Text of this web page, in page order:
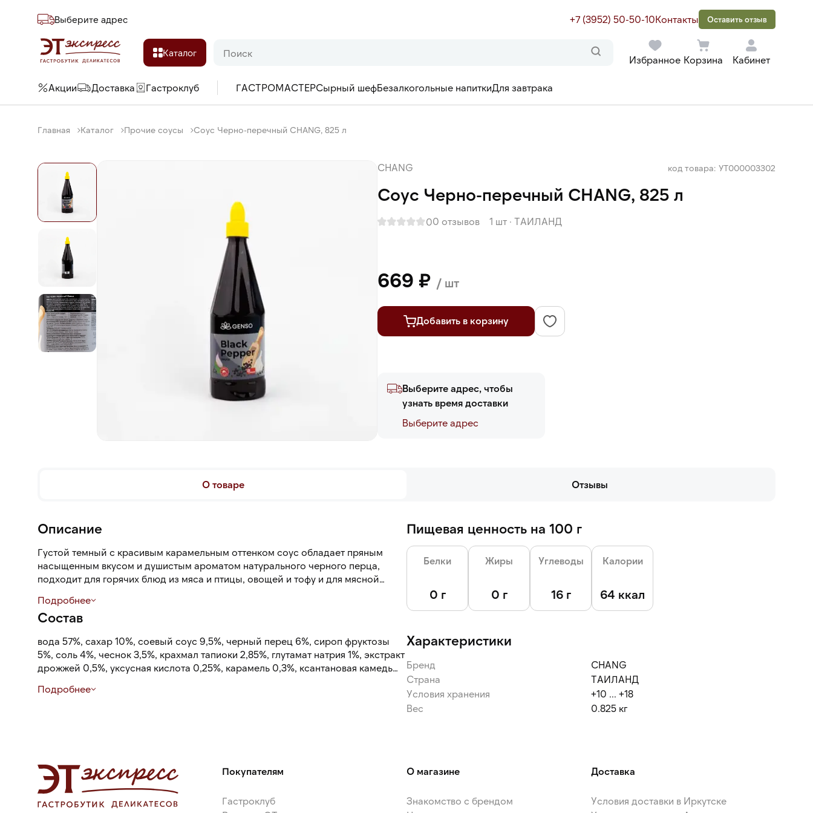
Выберите адреc +7 (3952) 50-50-10Контакты Оставить отзыв
Каталог
Избранное Корзина Кабинет
Акции Доставка Гастроклуб ГАСТРОМАСТЕРСырный шефБезалкогольные напиткиДля завтрака
Главная Каталог Прочие соусы Соус Черно-перечный CHANG, 825 л
CHANG код товара: УТ000003302
Соус Черно-перечный CHANG, 825 л
00 отзывов 1 шт · ТАИЛАНД
669 ₽ / шт
Добавить в корзину
Выберите адрес, чтобы
узнать время доставки
Выберите адреc
О товаре Отзывы
Описание
Густой темный с красивым карамельным оттенком соус обладает пряным
насыщенным вкусом и душистым ароматом натурального черного перца,
подходит для горячих блюд из мяса и птицы, овощей и тофу и для мясной
Пластиковая бутылка с дозатором гигиенична, позволяет добавлять соус
Подробнее
Состав
вода 57%, сахар 10%, соевый соус 9,5%, черный перец 6%, сироп фруктозы
5%, соль 4%, чеснок 3,5%, крахмал тапиоки 2,85%, глутамат натрия 1%, экстракт
дрожжей 0,5%, уксусная кислота 0,25%, карамель 0,3%, ксантановая камедь
Подробнее
Пищевая ценность на 100 г
Белки
0 г
Жиры
0 г
Углеводы
16 г
Калории
64 ккал
Характеристики
Бренд
CHANG
Страна
ТАИЛАНД
Условия хранения
+10 ... +18
Вес
0.825 кг
Покупателям
Гастроклуб
О магазине
Знакомство с брендом
Доставка
Условия доставки в Иркутске